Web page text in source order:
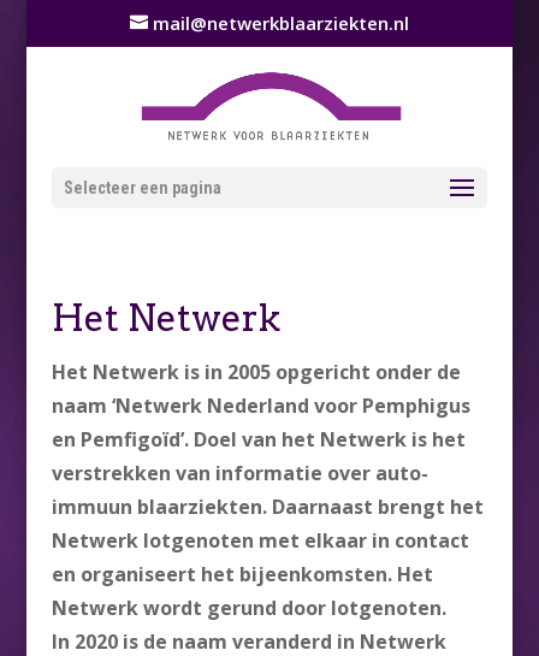
mail@netwerkblaarziekten.nl
Selecteer een pagina
Het Netwerk
Het Netwerk is in 2005 opgericht onder de
naam ‘Netwerk Nederland voor Pemphigus
en Pemfigoïd’. Doel van het Netwerk is het
verstrekken van informatie over auto-
immuun blaarziekten. Daarnaast brengt het
Netwerk lotgenoten met elkaar in contact
en organiseert het bijeenkomsten. Het
Netwerk wordt gerund door lotgenoten.
In 2020 is de naam veranderd in Netwerk